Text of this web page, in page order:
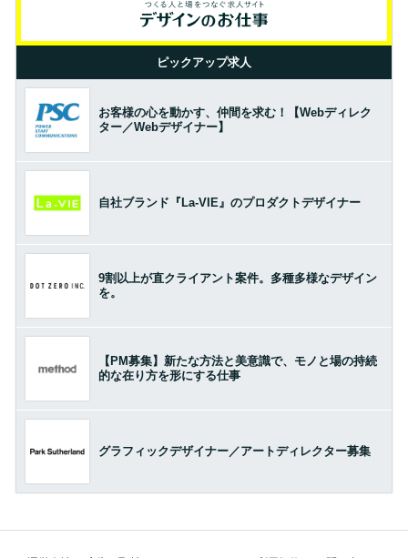
ピックアップ求人
お客様の心を動かす、仲間を求む！【Webディレク
ター／Webデザイナー】
自社ブランド『La-VIE』のプロダクトデザイナー
9割以上が直クライアント案件。多種多様なデザイン
を。
【PM募集】新たな方法と美意識で、モノと場の持続
的な在り方を形にする仕事
グラフィックデザイナー／アートディレクター募集